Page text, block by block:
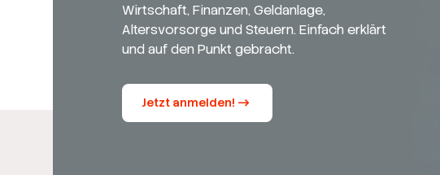
Wirtschaft, Finanzen, Geldanlage,
Altersvorsorge und Steuern. Einfach erklärt
und auf den Punkt gebracht.
Jetzt anmelden!